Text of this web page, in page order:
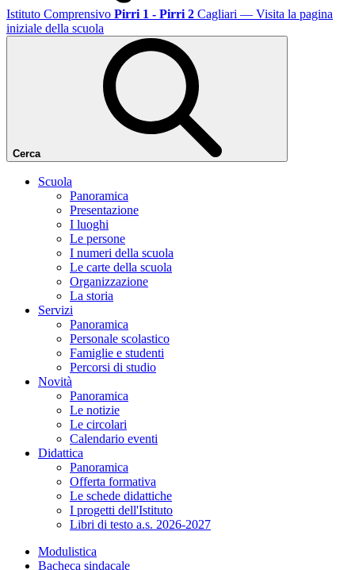
Istituto Comprensivo Pirri 1 - Pirri 2 Cagliari — Visita la pagina
iniziale della scuola
Cerca
Scuola
Panoramica
Presentazione
I luoghi
Le persone
I numeri della scuola
Le carte della scuola
Organizzazione
La storia
Servizi
Panoramica
Personale scolastico
Famiglie e studenti
Percorsi di studio
Novità
Panoramica
Le notizie
Le circolari
Calendario eventi
Didattica
Panoramica
Offerta formativa
Le schede didattiche
I progetti dell'Istituto
Libri di testo a.s. 2026-2027
Modulistica
Bacheca sindacale